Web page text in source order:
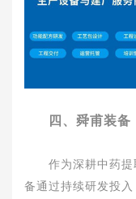
四、舜甫装
作为深耕中药
备通过持续研发投